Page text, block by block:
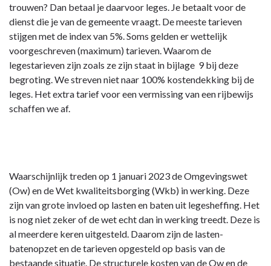
trouwen? Dan betaal je daarvoor leges. Je betaalt voor de
dienst die je van de gemeente vraagt. De meeste tarieven
stijgen met de index van 5%. Soms gelden er wettelijk
voorgeschreven (maximum) tarieven. Waarom de
legestarieven zijn zoals ze zijn staat in bijlage 9 bij deze
begroting. We streven niet naar 100% kostendekking bij de
leges. Het extra tarief voor een vermissing van een rijbewijs
schaffen we af.
Waarschijnlijk treden op 1 januari 2023 de Omgevingswet
(Ow) en de Wet kwaliteitsborging (Wkb) in werking. Deze
zijn van grote invloed op lasten en baten uit legesheffing. Het
is nog niet zeker of de wet echt dan in werking treedt. Deze is
al meerdere keren uitgesteld. Daarom zijn de lasten-
batenopzet en de tarieven opgesteld op basis van de
bestaande situatie. De structurele kosten van de Ow en de